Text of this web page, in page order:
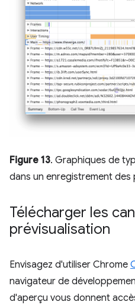
Figure 13. Graphiques de
dans un enregistrement des
Télécharger les
prévisualisation
Envisagez d'utiliser Chrome
navigateur de
d'aperçu vous donnent